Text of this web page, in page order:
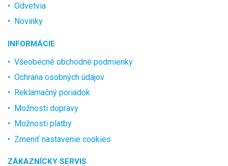
Odvetvia
Novinky
INFORMÁCIE
Všeobecné obchodné podmienky
Ochrana osobných údajov
Reklamačný poriadok
Možnosti dopravy
Možnosti platby
Zmeniť nastavenie cookies
ZÁKAZNÍCKY SERVIS